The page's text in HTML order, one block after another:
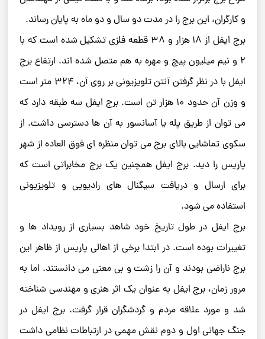
و کارگران، این برج را در مدت دو سال و دو ماه به پایان رساند.
برج ایفل از ۱۸ هزار و ۳۸ قطعه فلزی تشکیل شده است که با
۲ و نیم میلیون پیچ و مهره به هم متصل شده اند. ارتفاع برج
ایفل با در نظر گرفتن آنتن تلویزیونی بر روی آن، ۳۲۴ متر است
و وزن آن حدود ۱۰ هزار تن است. برج ایفل سه طبقه دارد که
می توان از طریق پله یا آسانسور به آن ها دسترسی داشت. از
سکوی تماشایی بالای برج می توان منظره ای فوق العاده از شهر
پاریس را دید. برج ایفل همچنین یک برج مخابراتی است که
برای ارسال و دریافت سیگنال های رادیویی و تلویزیونی
استفاده می شود.
برج ایفل در طول تاریخ خود شاهد بسیاری از رویداد ها و
تغییرات بوده است. در ابتدا برخی از اهالی پاریس از ظاهر این
برج ناراضی بودند و آن را زشت و بی معنی می دانستند. اما به
مرور زمان، برج ایفل به عنوان یک اثر هنری و مهندسی شناخته
شد و مورد علاقه مردم و گردشگران قرار گرفت. برج ایفل در
جنگ جهانی اول و دوم نقش مهمی در ارتباطات نظامی داشت